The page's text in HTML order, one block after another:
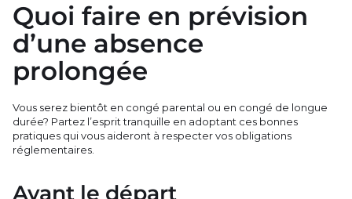
Quoi faire en prévision
d’une absence
prolongée
Vous serez bientôt en congé parental ou en congé de longue
durée? Partez l’esprit tranquille en adoptant ces bonnes
pratiques qui vous aideront à respecter vos obligations
réglementaires.
Avant le départ